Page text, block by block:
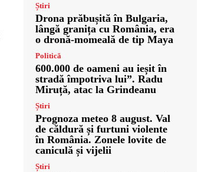
Știri
Drona prăbușită în Bulgaria,
lângă granița cu România, era
o dronă-momeală de tip Maya
Politică
600.000 de oameni au ieșit în
stradă împotriva lui”. Radu
Miruță, atac la Grindeanu
Știri
Prognoza meteo 8 august. Val
de căldură și furtuni violente
în România. Zonele lovite de
caniculă și vijelii
Știri